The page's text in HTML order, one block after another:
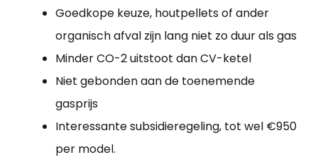
Goedkope keuze, houtpellets of ander
organisch afval zijn lang niet zo duur als gas
Minder CO-2 uitstoot dan CV-ketel
Niet gebonden aan de toenemende
gasprijs
Interessante subsidieregeling, tot wel €950
per model.